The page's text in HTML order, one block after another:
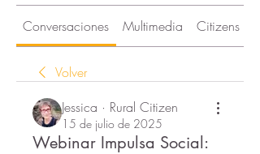
Conversaciones Multimedia Citizens
Volver
Jessica · Rural Citizen
15 de julio de 2025
Webinar Impulsa Social: